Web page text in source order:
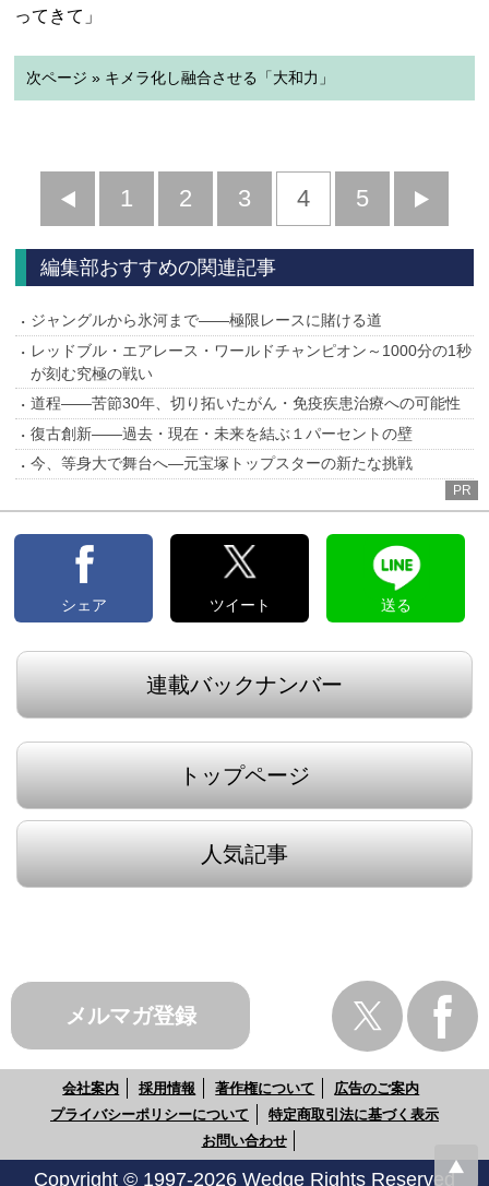
ってきて」
次ページ » キメラ化し融合させる「大和力」
前
へ
1 2 3 4 5
へ
編集部おすすめの関連記事
ジャングルから氷河まで――極限レースに賭ける道
レッドブル・エアレース・ワールドチャンピオン～1000分の1秒
が刻む究極の戦い
道程――苦節30年、切り拓いたがん・免疫疾患治療への可能性
復古創新――過去・現在・未来を結ぶ１パーセントの壁
今、等身大で舞台へ―元宝塚トップスターの新たな挑戦
PR
シェア ツイート 送る
連載バックナンバー
トップページ
人気記事
メルマガ登録
会社案内 採用情報 著作権について
広告のご案内
プライバシーポリシーについて
特定商取引法に基づく表示
お問い合わせ
Copyright © 1997-2026 Wedge Rights Reserved